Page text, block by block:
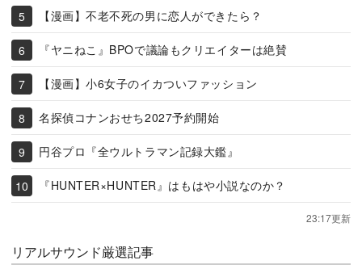
【漫画】不老不死の男に恋人ができたら？
『ヤニねこ』BPOで議論もクリエイターは絶賛
【漫画】小6女子のイカついファッション
名探偵コナンおせち2027予約開始
円谷プロ『全ウルトラマン記録大鑑』
『HUNTER×HUNTER』はもはや小説なのか？
23:17更新
リアルサウンド厳選記事